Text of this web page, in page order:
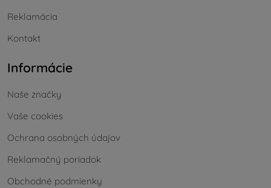
Reklamácia
Kontakt
Informácie
Naše značky
Vaše cookies
Ochrana osobných údajov
Reklamačný poriadok
Obchodné podmienky